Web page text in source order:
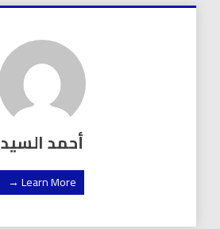
أحمد السيد
Learn More →